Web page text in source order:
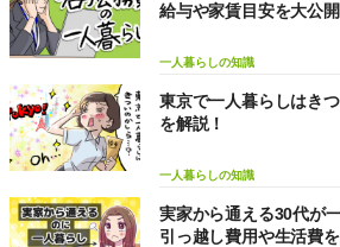
一人暮らしの知識
給与や家賃目安を大公開
一人暮らしの知識
東京で一人暮らしはき
を解説！
実家から通える30代が
引っ越し費用や生活費